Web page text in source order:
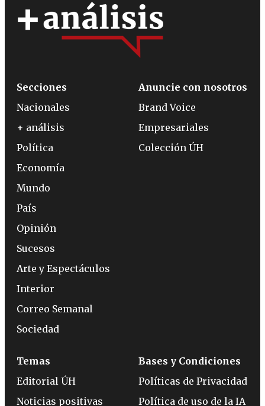
Secciones
Nacionales
+ análisis
Política
Economía
Mundo
País
Opinión
Sucesos
Arte y Espectáculos
Interior
Correo Semanal
Sociedad
Anuncie con nosotros
Brand Voice
Empresariales
Colección ÚH
Temas
Editorial ÚH
Noticias positivas
Bases y Condiciones
Políticas de Privacidad
Política de uso de la IA